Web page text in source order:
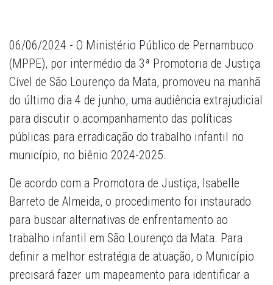
06/06/2024 - O Ministério Público de Pernambuco
(MPPE), por intermédio da 3ª Promotoria de Justiça
Cível de São Lourenço da Mata, promoveu na manhã
do último dia 4 de junho, uma audiência extrajudicial
para discutir o acompanhamento das políticas
públicas para erradicação do trabalho infantil no
município, no biênio 2024-2025.
De acordo com a Promotora de Justiça, Isabelle
Barreto de Almeida, o procedimento foi instaurado
para buscar alternativas de enfrentamento ao
trabalho infantil em São Lourenço da Mata. Para
definir a melhor estratégia de atuação, o Município
precisará fazer um mapeamento para identificar a